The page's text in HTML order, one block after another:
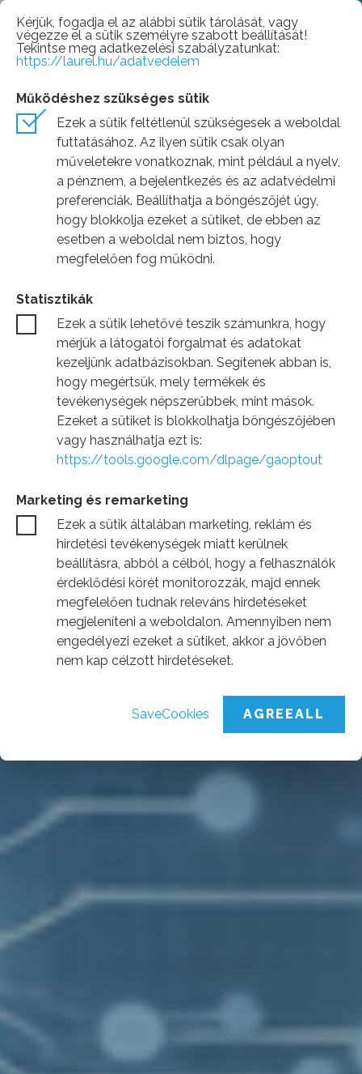
EN
Kérjük, fogadja el az alábbi sütik tárolását, vagy
végezze el a sütik személyre szabott beállítását!
Tekintse meg adatkezelési szabályzatunkat:
https://laurel.hu/adatvedelem
Működéshez szükséges sütik
Ezek a sütik feltétlenül szükségesek a weboldal
futtatásához. Az ilyen sütik csak olyan
műveletekre vonatkoznak, mint például a nyelv,
a pénznem, a bejelentkezés és az adatvédelmi
preferenciák. Beállíthatja a böngészőjét úgy,
hogy blokkolja ezeket a sütiket, de ebben az
esetben a weboldal nem biztos, hogy
megfelelően fog működni.
Statisztikák
Ezek a sütik lehetővé teszik számunkra, hogy
mérjük a látogatói forgalmat és adatokat
kezeljünk adatbázisokban. Segítenek abban is,
hogy megértsük, mely termékek és
tevékenységek népszerűbbek, mint mások.
Ezeket a sütiket is blokkolhatja böngészőjében
vagy használhatja ezt is:
https://tools.google.com/dlpage/gaoptout
Marketing és remarketing
Ezek a sütik általában marketing, reklám és
hirdetési tevékenységek miatt kerülnek
beállításra, abból a célból, hogy a felhasználók
érdeklődési körét monitorozzák, majd ennek
megfelelően tudnak releváns hirdetéseket
megjeleníteni a weboldalon. Amennyiben nem
engedélyezi ezeket a sütiket, akkor a jövőben
nem kap célzott hirdetéseket.
SaveCookies AGREEALL